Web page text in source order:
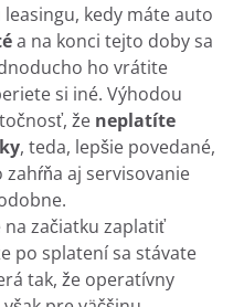
kedy máte auto
a na konci tejto doby sa
ho vrátite
si iné. Výhodou
že neplatíte
, teda, lepšie povedané,
aj servisovanie
na začiatku zaplatiť
po splatení sa stávate
tak, že operatívny